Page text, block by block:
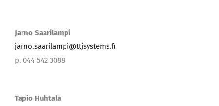
Jarno Saarilampi
jarno.saarilampi@ttjsystems.fi
p. 044 542 3088
Tapio Huhtala